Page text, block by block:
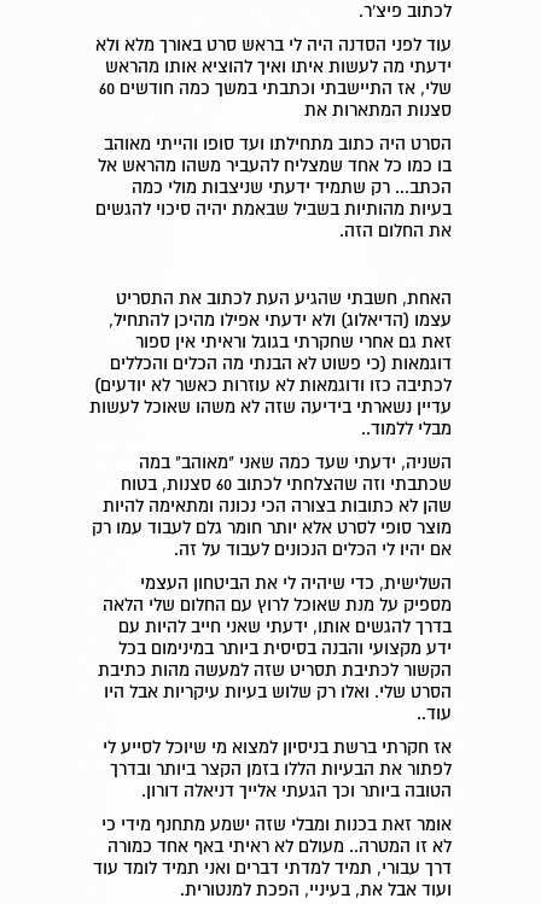
לכתוב פיצ'ר.
עוד לפני הסדנה היה לי בראש סרט באורך מלא ולא
ידעתי מה לעשות איתו ואיך להוציא אותו מהראש
שלי, אז התיישבתי וכתבתי במשך כמה חודשים 60
סצנות המתארות את
הסרט היה כתוב מתחילתו ועד סופו והייתי מאוהב
בו כמו כל אחד שמצליח להעביר משהו מהראש אל
הכתב... רק שתמיד ידעתי שניצבות מולי כמה
בעיות מהותיות בשביל שבאמת יהיה סיכוי להגשים
את החלום הזה.
האחת, חשבתי שהגיע העת לכתוב את התסריט
עצמו (הדיאלוג) ולא ידעתי אפילו מהיכן להתחיל,
זאת גם אחרי שחקרתי בגוגל וראיתי אין ספור
דוגמאות (כי פשוט לא הבנתי מה הכלים והכללים
לכתיבה כזו ודוגמאות לא עוזרות כאשר לא יודעים)
עדיין נשארתי בידיעה שזה לא משהו שאוכל לעשות
מבלי ללמוד..
השניה, ידעתי שעד כמה שאני "מאוהב" במה
שכתבתי וזה שהצלחתי לכתוב 60 סצנות, בטוח
שהן לא כתובות בצורה הכי נכונה ומתאימה להיות
מוצר סופי לסרט אלא יותר חומר גלם לעבוד עמו רק
אם יהיו לי הכלים הנכונים לעבוד על זה.
השלישית, כדי שיהיה לי את הביטחון העצמי
מספיק על מנת שאוכל לרוץ עם החלום שלי הלאה
בדרך להגשים אותו, ידעתי שאני חייב להיות עם
ידע מקצועי והבנה בסיסית ביותר במינימום בכל
הקשור לכתיבת תסריט שזה למעשה מהות כתיבת
הסרט שלי. ואלו רק שלוש בעיות עיקריות אבל היו
עוד..
אז חקרתי ברשת בניסיון למצוא מי שיוכל לסייע לי
לפתור את הבעיות הללו בזמן הקצר ביותר ובדרך
הטובה ביותר וכך הגעתי אלייך דניאלה דורון.
אומר זאת בכנות ומבלי שזה ישמע מתחנף מידי כי
לא זו המטרה.. מעולם לא ראיתי באף אחד כמורה
דרך עבורי, תמיד למדתי דברים ואני תמיד לומד עוד
ועוד אבל את, בעיניי, הפכת למנטורית.